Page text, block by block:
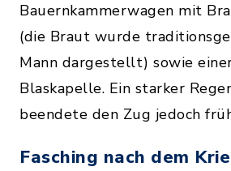
Bauernkammerwagen mit
(die Braut wurde
Mann dargestellt) sowie
Blaskapelle. Ein starker
beendete den Zug jedoch
Fasching nach dem